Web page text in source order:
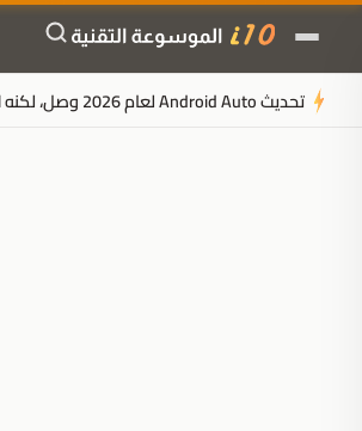
ملخَّص المقال
تحديث Android Auto لعام 2026 وصل، لكنه لا يزال يتجاهل هذه الميزات الخمس الحاسمة للقيادة